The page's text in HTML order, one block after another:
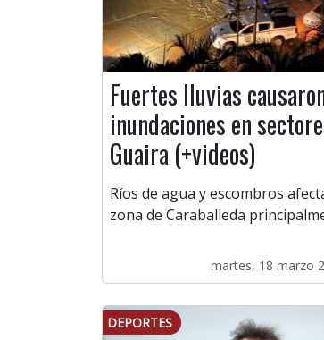
Fuertes lluvias
inundaciones en
Guaira (+videos)
Ríos de agua y escombros
zona de Caraballeda
martes, 18 marzo
DEPORTES